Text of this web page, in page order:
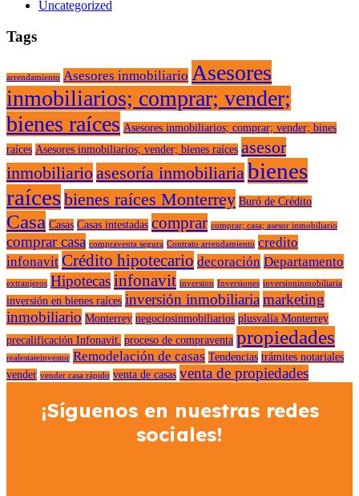
Uncategorized
Tags
arrendamiento Asesores inmobiliario Asesores
inmobiliarios; comprar; vender;
bienes raíces Asesores inmobiliarios; comprar; vender; bines
raíces Asesores inmobiliarios; vender; bienes raíces asesor
inmobiliarioasesoría inmobiliariabienes
raícesbienes raíces Monterrey Buró de Crédito
Casa Casas Casas intestadas comprar comprar; casa; asesor inmobiliario
comprar casa compraventa segura Contrato arrendamiento credito
infonavit Crédito hipotecario decoración Departamento
extranjeros Hipotecasinfonavit inversion Inversiones inversioninmobiliaria
inversión en bienes raíces inversión inmobiliariamarketing
inmobiliario Monterrey negociosinmobiliarios plusvalía Monterrey
precalificación Infonavit. proceso de compraventa propiedades
realestateinvestor Remodelación de casas Tendencias trámites notariales
vender vender casa rápido venta de casas venta de propiedades
¡Síguenos en nuestras redes
sociales!